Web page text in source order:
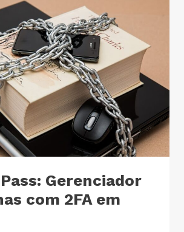
Gerenciador
com 2FA em